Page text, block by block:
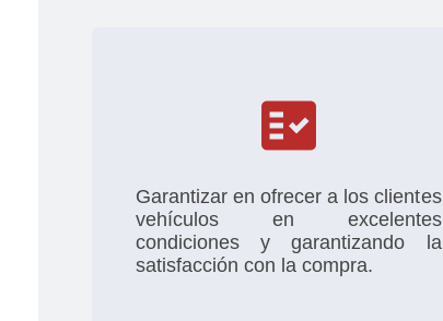
fact_check
Garantizar en ofrecer a los clientes
vehículos en excelentes
condiciones y garantizando la
satisfacción con la compra.